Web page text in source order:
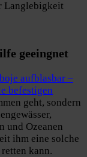
Langlebigkeit
geeingnet
geht, sondern
und Ozeanen
ihm eine solche
kann.